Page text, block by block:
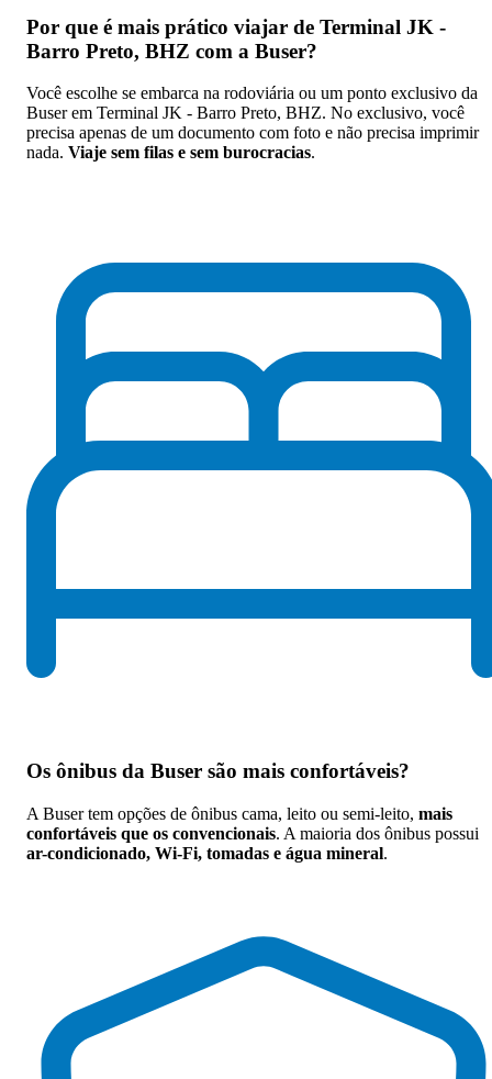
Por que é mais prático viajar de Terminal JK -
Barro Preto, BHZ com a Buser?
Você escolhe se embarca na rodoviária ou um ponto exclusivo da
Buser em Terminal JK - Barro Preto, BHZ. No exclusivo, você
precisa apenas de um documento com foto e não precisa imprimir
nada. Viaje sem filas e sem burocracias.
Os ônibus da Buser são mais confortáveis?
A Buser tem opções de ônibus cama, leito ou semi-leito, mais
confortáveis que os convencionais. A maioria dos ônibus possui
ar-condicionado, Wi-Fi, tomadas e água mineral.